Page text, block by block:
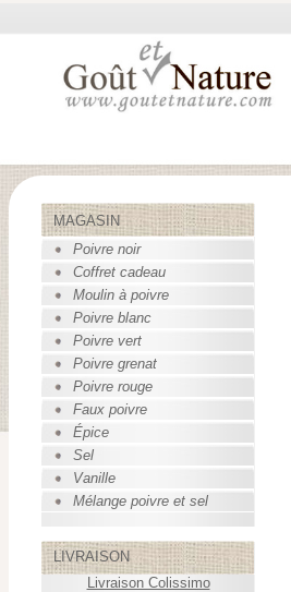
MAGASIN
Poivre noir
Coffret cadeau
Moulin à poivre
Poivre blanc
Poivre vert
Poivre grenat
Poivre rouge
Faux poivre
Épice
Sel
Vanille
Mélange poivre et sel
LIVRAISON
Livraison Colissimo